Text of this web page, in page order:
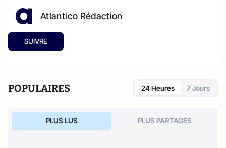
Atlantico Rédaction
SUIVRE
POPULAIRES 24 Heures 7 Jours
PLUS LUS PLUS PARTAGES